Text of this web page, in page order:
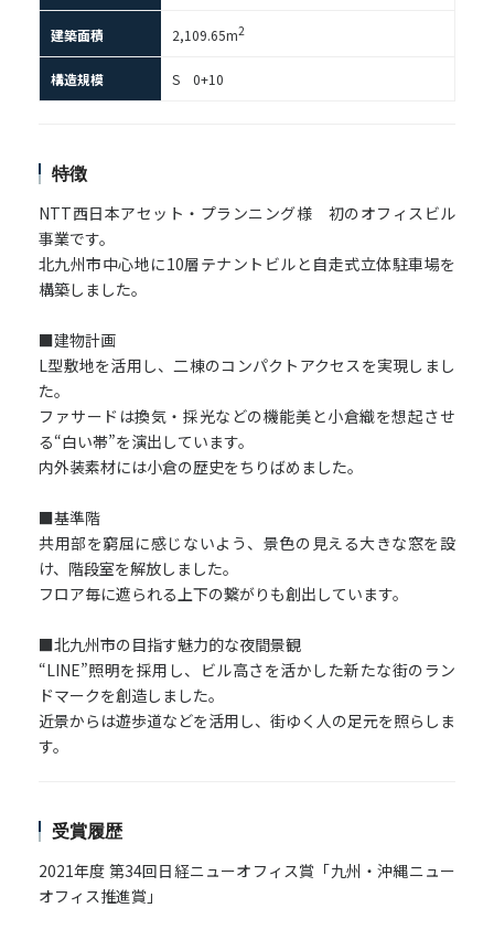
建築面積 2,109.65m2
構造規模 S 0+10
特徴
NTT西日本アセット・プランニング様 初のオフィスビル
事業です。
北九州市中心地に10層テナントビルと自走式立体駐車場を
構築しました。
■建物計画
L型敷地を活用し、二棟のコンパクトアクセスを実現しまし
た。
ファサードは換気・採光などの機能美と小倉織を想起させ
る“白い帯”を演出しています。
内外装素材には小倉の歴史をちりばめました。
■基準階
共用部を窮屈に感じないよう、景色の見える大きな窓を設
け、階段室を解放しました。
フロア毎に遮られる上下の繋がりも創出しています。
■北九州市の目指す魅力的な夜間景観
“LINE”照明を採用し、ビル高さを活かした新たな街のラン
ドマークを創造しました。
近景からは遊歩道などを活用し、街ゆく人の足元を照らしま
す。
受賞履歴
2021年度 第34回日経ニューオフィス賞「九州・沖縄ニュー
オフィス推進賞」